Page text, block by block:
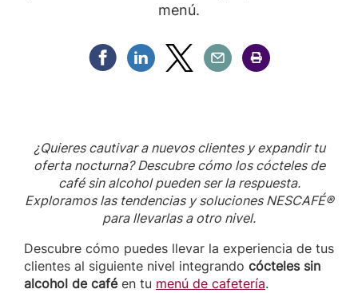
menú.
Compartir Facebook
Compartir Linkedin
Compartir Twitter
Compartir Email
Compartir Imprimir
¿Quieres cautivar a nuevos clientes y expandir tu
oferta nocturna? Descubre cómo los cócteles de
café sin alcohol pueden ser la respuesta.
Exploramos las tendencias y soluciones NESCAFÉ®
para llevarlas a otro nivel.
Descubre cómo puedes llevar la experiencia de tus
clientes al siguiente nivel integrando cócteles sin
alcohol de caféen tu menú de cafetería.